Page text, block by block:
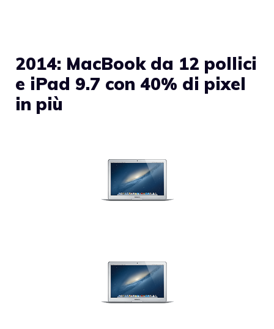
2014: MacBook da 12 pollici
e iPad 9.7 con 40% di pixel
in più